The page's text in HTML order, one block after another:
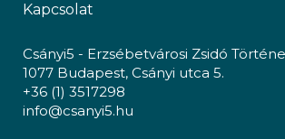
Kapcsolat
Csányi5 - Erzsébetvárosi Zsidó
1077 Budapest, Csányi utca 5.
+36 (1) 3517298
info@csanyi5.hu